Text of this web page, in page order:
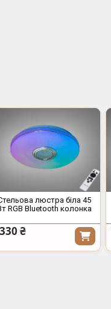
люстра біла 45
RGB Bluetooth колонка
₴